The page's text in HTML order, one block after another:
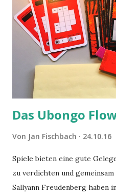
Das Ubongo
Von Jan Fischbach 24.10.16
Spiele bieten eine gute
zu verdichten und
Sallyann Freudenberg haben